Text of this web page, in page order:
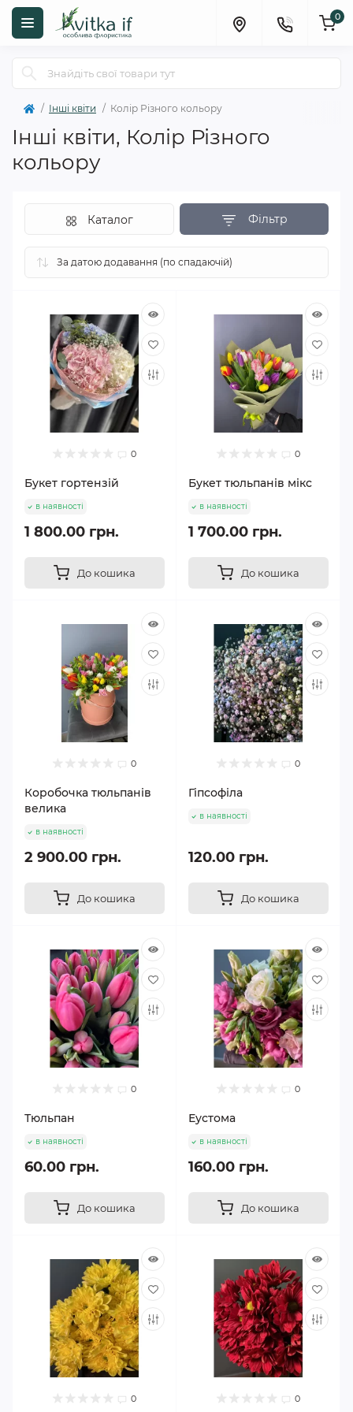
0
Інші квіти Колір Різного кольору
Інші квіти, Колір Різного
кольору
Фільтр
Каталог
0
Букет гортензій
в наявності
1 800.00 грн.
До кошика
0
Букет тюльпанів мікс
в наявності
1 700.00 грн.
До кошика
0
Коробочка тюльпанів
велика
в наявності
2 900.00 грн.
До кошика
0
Гіпсофіла
в наявності
120.00 грн.
До кошика
0
Тюльпан
в наявності
60.00 грн.
До кошика
0
Еустома
в наявності
160.00 грн.
До кошика
0 0